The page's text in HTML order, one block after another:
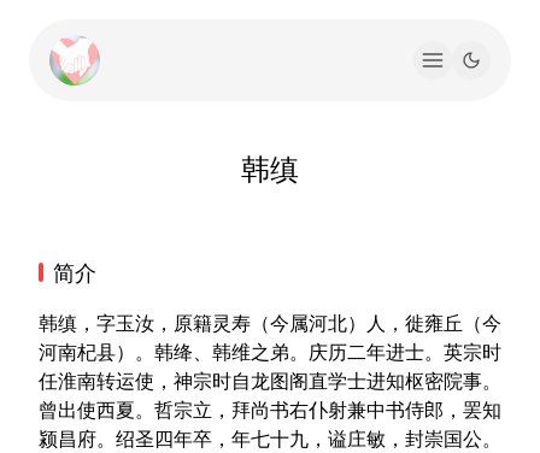
韩缜
简介
韩缜，字玉汝，原籍灵寿（今属河北）人，徙雍丘（今
河南杞县）。韩绛、韩维之弟。庆历二年进士。英宗时
任淮南转运使，神宗时自龙图阁直学士进知枢密院事。
曾出使西夏。哲宗立，拜尚书右仆射兼中书侍郎，罢知
颍昌府。绍圣四年卒，年七十九，谥庄敏，封崇国公。